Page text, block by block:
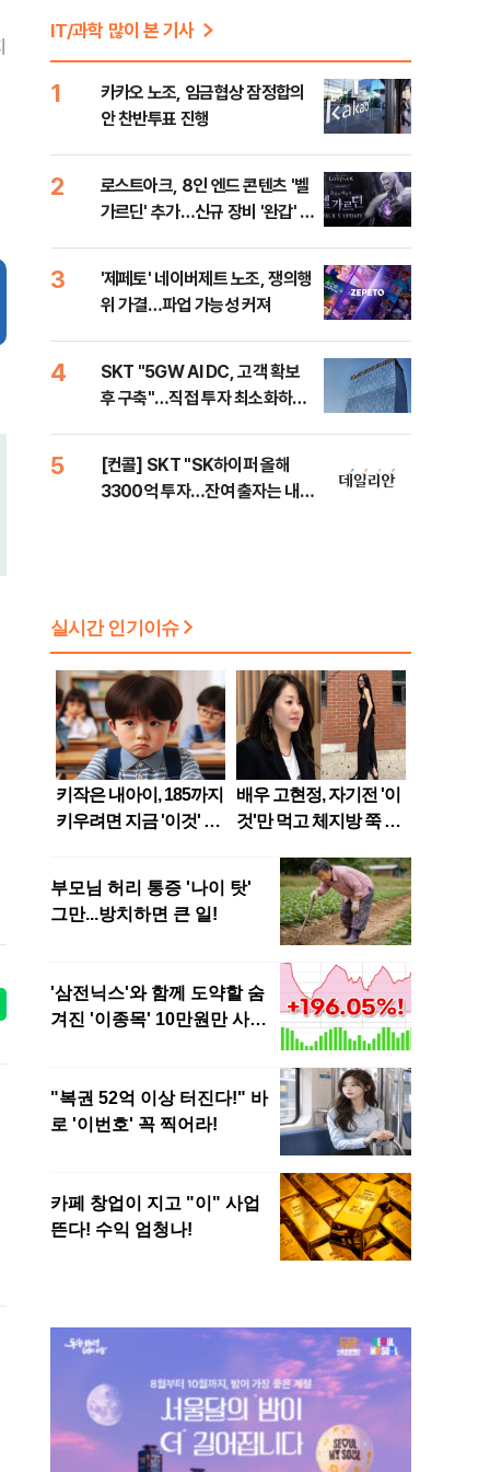
IT/과학 많이 본 기사
1
카카오 노조, 임금협상 잠정합의
안 찬반투표 진행
2
로스트아크, 8인 엔드 콘텐츠 '벨
가르딘' 추가…신규 장비 '완갑' 보
3
'제페토' 네이버제트 노조, 쟁의행
위 가결…파업 가능성 커져
4
SKT "5GW AI DC, 고객 확보
후 구축"…직접 투자 최소화하며
5
[컨콜] SKT "SK하이퍼 올해
3300억 투자…잔여 출자는 내년